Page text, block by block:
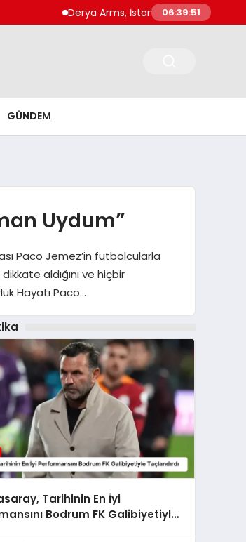
Derya Arms, İstanbul Prohunt 2026’da
06:39:52
GÜNDEM
Uydum”
Paco Jemez’in futbolcularla
aldığını ve hiçbir
Hayatı Paco…
Tarihinin En İyi
Bodrum FK Galibiyetiyle